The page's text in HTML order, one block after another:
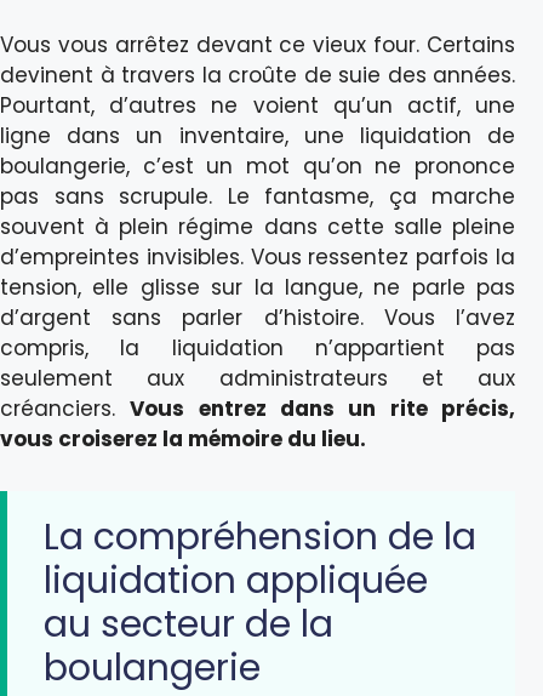
Vous vous arrêtez devant ce vieux four. Certains
devinent à travers la croûte de suie des années.
Pourtant, d’autres ne voient qu’un actif, une
ligne dans un inventaire, une liquidation de
boulangerie, c’est un mot qu’on ne prononce
pas sans scrupule. Le fantasme, ça marche
souvent à plein régime dans cette salle pleine
d’empreintes invisibles. Vous ressentez parfois la
tension, elle glisse sur la langue, ne parle pas
d’argent sans parler d’histoire. Vous l’avez
compris, la liquidation n’appartient pas
seulement aux administrateurs et aux
créanciers.Vous entrez dans un rite précis,
vous croiserez la mémoire du lieu.
La compréhension de la
liquidation appliquée
au secteur de la
boulangerie